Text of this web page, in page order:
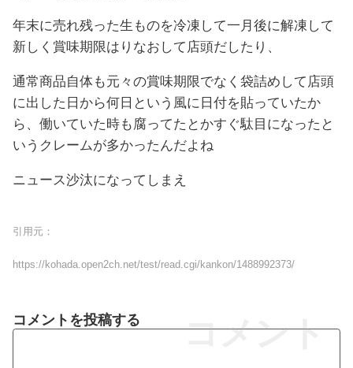
年末に売れ残った生ものを冷凍して一月後に解凍して
新しく賞味期限はりなおして店頭だしたり、
通常商品自体も元々の賞味期限でなく袋詰めして店頭
に出した日から何日という風に日付を貼っていたか
ら、働いていた時も腐ってたとかすぐ駄目になったと
いうクレームが多かったんだよね
ニュース沙汰になってしまえ
引用元：
https://kohada.open2ch.net/test/read.cgi/kankon/1488992373/
コメント
コメントを投稿する